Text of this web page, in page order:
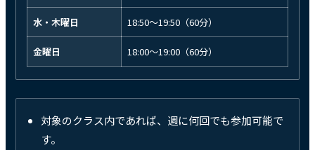
水・木曜日 18:50〜19:50（60分）
金曜日 18:00〜19:00（60分）
対象のクラス内であれば、週に何回でも参加可能で
す。